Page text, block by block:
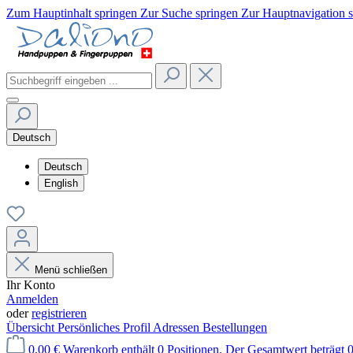
Zum Hauptinhalt springen Zur Suche springen Zur Hauptnavigation
Deutsch
Deutsch
English
Menü schließen
Ihr Konto
Anmelden
oderregistrieren
Übersicht Persönliches Profil Adressen Bestellungen
0,00 € Warenkorb enthält 0 Positionen. Der Gesamtwert beträgt